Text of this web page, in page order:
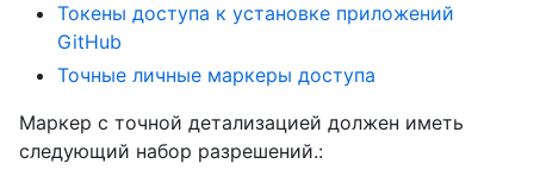
Токены доступа к установке приложений
GitHub
Точные личные маркеры доступа
Маркер с точной детализацией должен иметь
следующий набор разрешений.: